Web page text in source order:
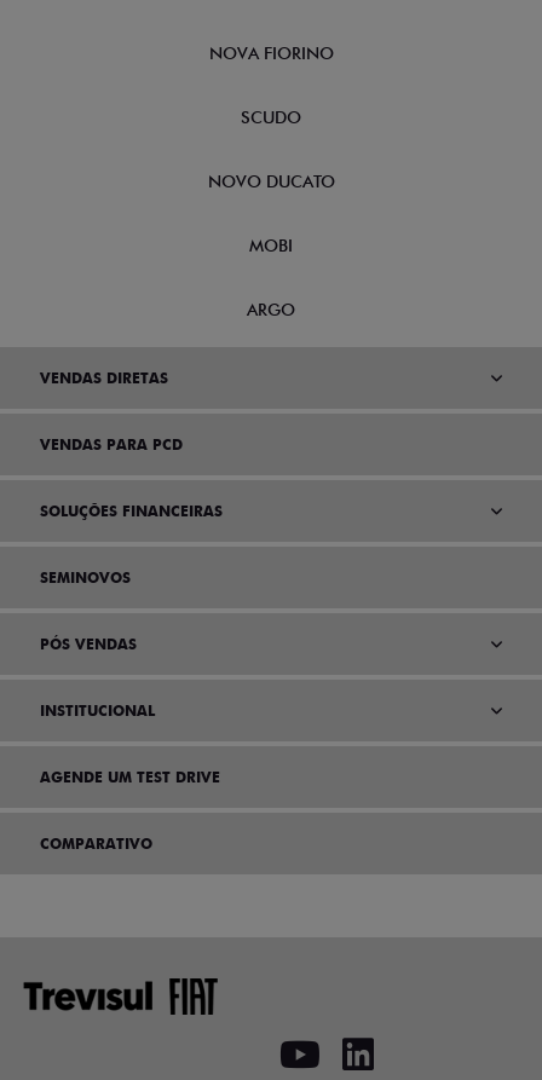
NOVA FIORINO
SCUDO
NOVO DUCATO
MOBI
ARGO
VENDAS DIRETAS
VENDAS PARA PCD
SOLUÇÕES FINANCEIRAS
SEMINOVOS
PÓS VENDAS
INSTITUCIONAL
AGENDE UM TEST DRIVE
COMPARATIVO